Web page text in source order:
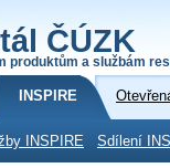
ČÚZK
produktům a službám
INSPIRE
INSPIRE Sdílení